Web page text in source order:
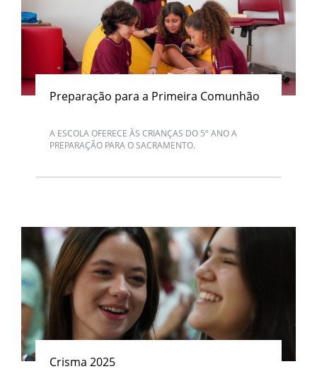
Preparação para a Primeira Comunhão
A ESCOLA OFERECE ÀS CRIANÇAS DO 5º ANO A
PREPARAÇÃO PARA O SACRAMENTO.
Crisma 2025